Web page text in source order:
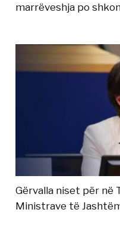
marrëveshja po
Gërvalla niset për në
Ministrave të